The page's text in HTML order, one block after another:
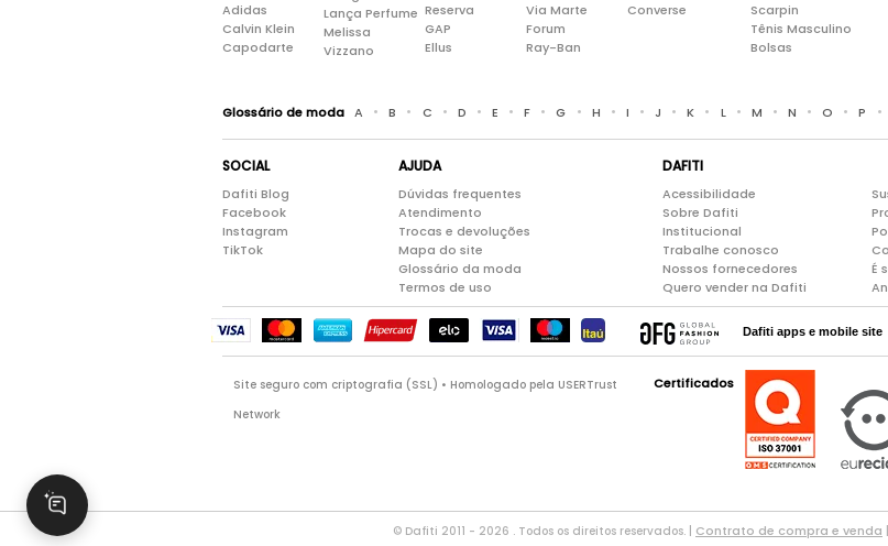
Adidas
Calvin Klein
Capodarte
Lança Perfume
Melissa
Vizzano
Reserva
GAP
Ellus
Via Marte
Forum
Ray-Ban
Converse
Scarpin
Tênis Masculino
Bolsas
Glossário de moda A • B • C • D • E • F • G • H • I • J • K • L • M • N • O • P •
SOCIAL
Dafiti Blog
Facebook
Instagram
TikTok
AJUDA
Dúvidas frequentes
Atendimento
Trocas e devoluções
Mapa do site
Glossário da moda
Termos de uso
DAFITI
Acessibilidade
Sobre Dafiti
Institucional
Trabalhe conosco
Nossos fornecedores
Quero vender na Dafiti
É
Dafiti apps e mobile site
Site seguro com criptografia (SSL) • Homologado pela USERTrust
Network
Certificados
© Dafiti 2011 - 2026 . Todos os direitos reservados. | Contrato de compra e venda